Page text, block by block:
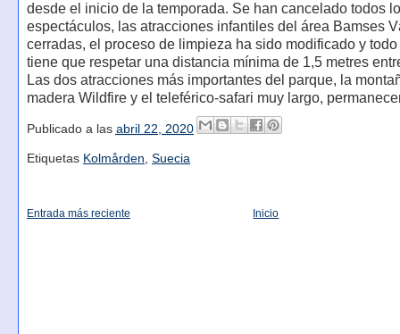
desde el inicio de la temporada. Se han cancelado todos
espectáculos, las atracciones infantiles del área Bamses
cerradas, el proceso de limpieza ha sido modificado y
tiene que respetar una distancia mínima de 1,5 metres
Las dos atracciones más importantes del parque, la
madera Wildfire y el teleférico-safari muy largo,
Publicado a las abril 22, 2020
Etiquetas Kolmården, Suecia
Entrada más reciente Inicio